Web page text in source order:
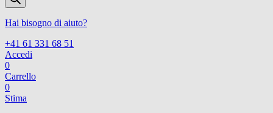
Hai bisogno di aiuto?
+41 61 331 68 51
Accedi
0
Carrello
0
Stima